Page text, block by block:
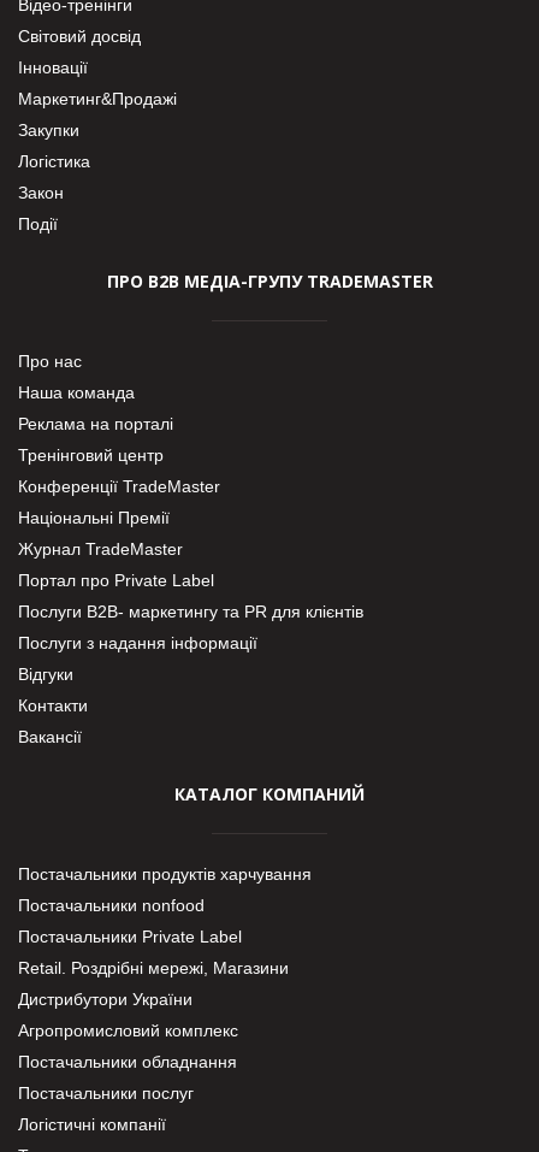
Відео-тренінги
Світовий досвід
Інновації
Маркетинг&Продажі
Закупки
Логістика
Закон
Події
ПРО В2В МЕДІА-ГРУПУ TRADEMASTER
Про нас
Наша команда
Реклама на порталі
Тренінговий центр
Конференції TradeMaster
Національні Премії
Журнал TradeMaster
Портал про Private Label
Послуги В2В- маркетингу та PR для клієнтів
Послуги з надання інформації
Відгуки
Контакти
Вакансії
КАТАЛОГ КОМПАНИЙ
Постачальники продуктів харчування
Постачальники nonfood
Постачальники Private Label
Retail. Роздрібні мережі, Магазини
Дистрибутори України
Агропромисловий комплекс
Постачальники обладнання
Постачальники послуг
Логістичні компанії